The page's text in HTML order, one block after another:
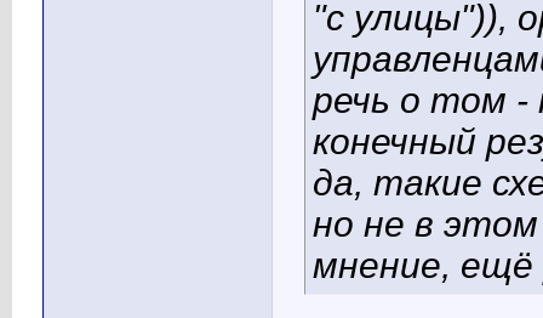
"с улицы")),
речь о том -
конечный
да, такие
но не в
мнение, ещё